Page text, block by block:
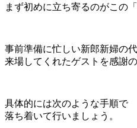
まず初めに立ち寄るのがこの「
事前準備に忙しい新郎新婦の代
来場してくれたゲストを感謝
具体的には次のような手順で
落ち着いて行いましょう。